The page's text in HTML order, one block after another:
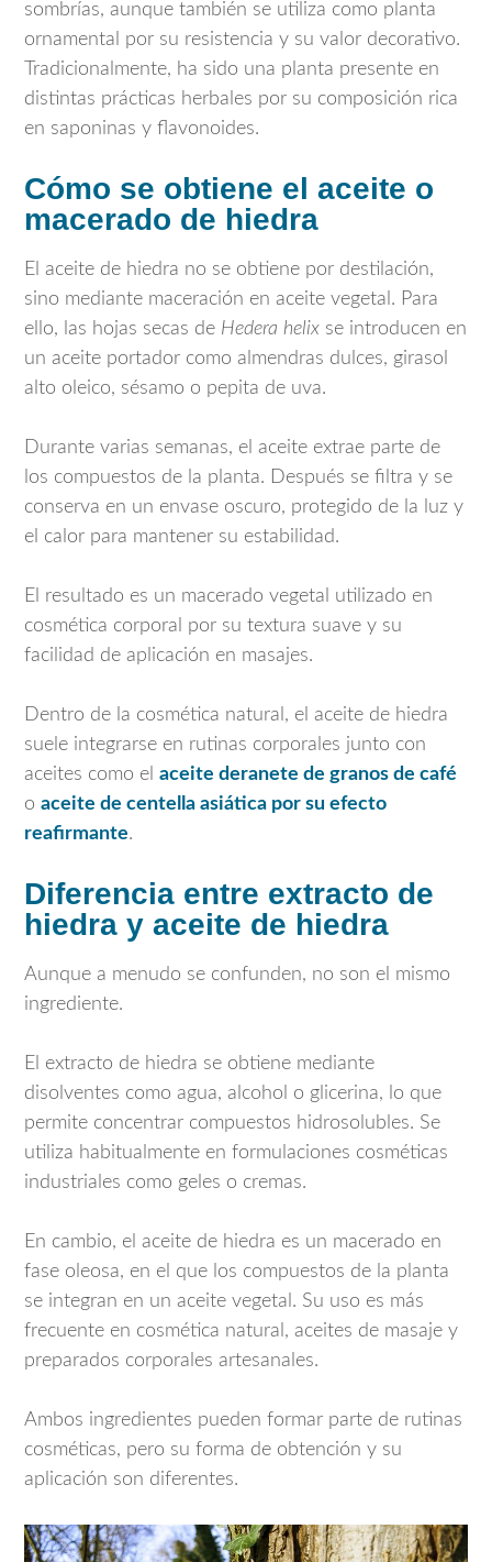
sombrías, aunque también se utiliza como planta
ornamental por su resistencia y su valor decorativo.
Tradicionalmente, ha sido una planta presente en
distintas prácticas herbales por su composición rica
en saponinas y flavonoides.
Cómo se obtiene el aceite o
macerado de hiedra
El aceite de hiedra no se obtiene por destilación,
sino mediante maceración en aceite vegetal. Para
ello, las hojas secas de Hedera helix se introducen en
un aceite portador como almendras dulces, girasol
alto oleico, sésamo o pepita de uva.
Durante varias semanas, el aceite extrae parte de
los compuestos de la planta. Después se filtra y se
conserva en un envase oscuro, protegido de la luz y
el calor para mantener su estabilidad.
El resultado es un macerado vegetal utilizado en
cosmética corporal por su textura suave y su
facilidad de aplicación en masajes.
Dentro de la cosmética natural, el aceite de hiedra
suele integrarse en rutinas corporales junto con
aceites como el aceite deranete de granos de café
o aceite de centella asiática por su efecto
reafirmante.
Diferencia entre extracto de
hiedra y aceite de hiedra
Aunque a menudo se confunden, no son el mismo
ingrediente.
El extracto de hiedra se obtiene mediante
disolventes como agua, alcohol o glicerina, lo que
permite concentrar compuestos hidrosolubles. Se
utiliza habitualmente en formulaciones cosméticas
industriales como geles o cremas.
En cambio, el aceite de hiedra es un macerado en
fase oleosa, en el que los compuestos de la planta
se integran en un aceite vegetal. Su uso es más
frecuente en cosmética natural, aceites de masaje y
preparados corporales artesanales.
Ambos ingredientes pueden formar parte de rutinas
cosméticas, pero su forma de obtención y su
aplicación son diferentes.